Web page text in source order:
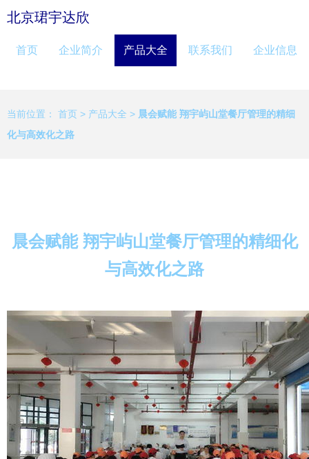
北京珺宇达欣
首页 企业简介 产品大全 联系我们 企业信息
当前位置： 首页 > 产品大全 > 晨会赋能 翔宇屿山堂餐厅管理的精细
化与高效化之路
晨会赋能 翔宇屿山堂餐厅管理的精细化
与高效化之路